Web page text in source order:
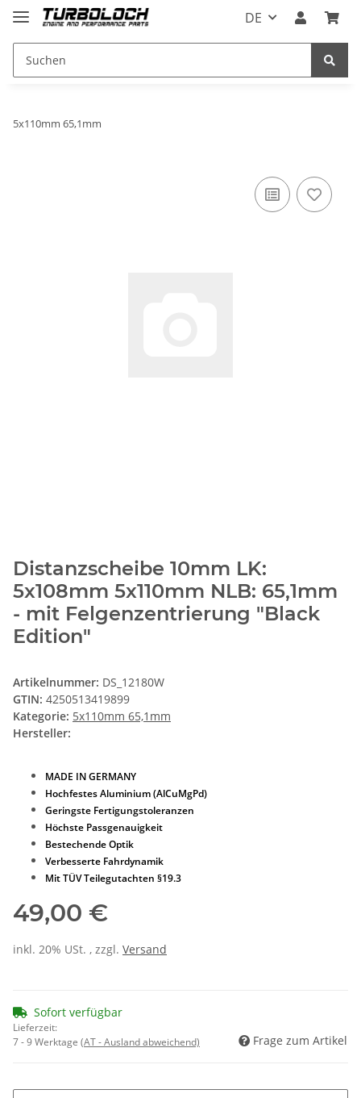
DE
5x110mm 65,1mm
Distanzscheibe 10mm LK:
5x108mm 5x110mm NLB: 65,1mm
- mit Felgenzentrierung "Black
Edition"
Artikelnummer: DS_12180W
GTIN: 4250513419899
Kategorie: 5x110mm 65,1mm
Hersteller:
MADE IN GERMANY
Hochfestes Aluminium (AlCuMgPd)
Geringste Fertigungstoleranzen
Höchste Passgenauigkeit
Bestechende Optik
Verbesserte Fahrdynamik
Mit TÜV Teilegutachten §19.3
49,00 €
inkl. 20% USt. , zzgl. Versand
Sofort verfügbar
Lieferzeit:
7 - 9 Werktage (AT - Ausland abweichend) Frage zum Artikel